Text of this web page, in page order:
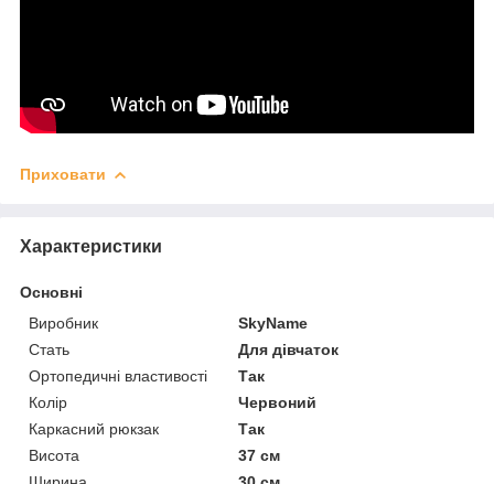
Приховати
Характеристики
Основні
Виробник
SkyName
Стать
Для дівчаток
Ортопедичні властивості
Так
Колір
Червоний
Каркасний рюкзак
Так
Висота
37 см